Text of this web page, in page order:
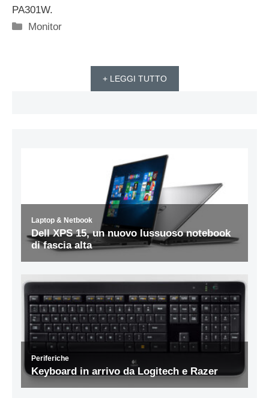
PA301W.
Categorie
Monitor
+ LEGGI TUTTO